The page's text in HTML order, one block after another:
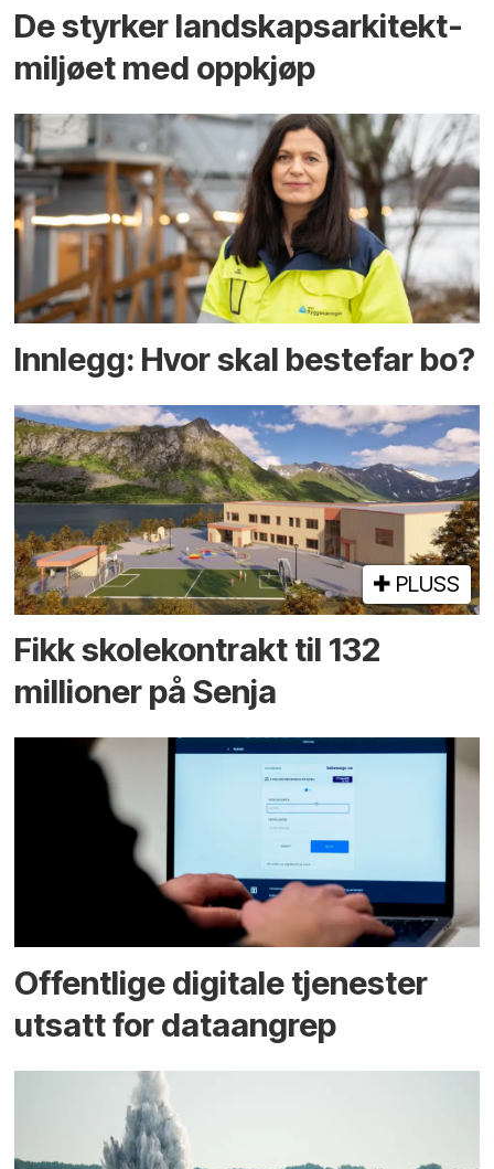
De styrker landskaps­arkitekt­
miljøet med oppkjøp
Innlegg: Hvor skal bestefar bo?
PLUSS
Fikk skole­kontrakt til 132
millioner på Senja
Offentlige digitale tjenester
utsatt for dataangrep